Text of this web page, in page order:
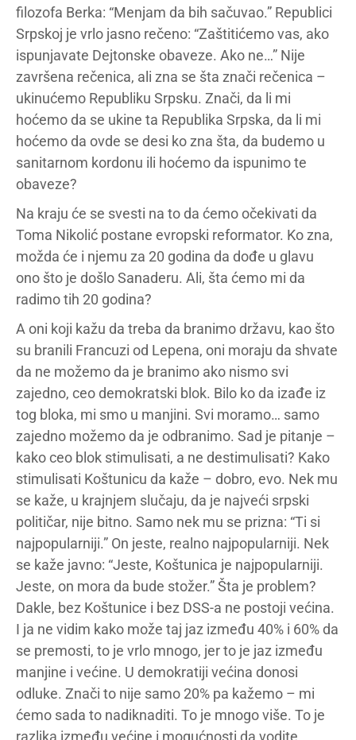
filozofa Berka: “Menjam da bih sačuvao.” Republici
Srpskoj je vrlo jasno rečeno: “Zaštitićemo vas, ako
ispunjavate Dejtonske obaveze. Ako ne…” Nije
završena rečenica, ali zna se šta znači rečenica –
ukinućemo Republiku Srpsku. Znači, da li mi
hoćemo da se ukine ta Republika Srpska, da li mi
hoćemo da ovde se desi ko zna šta, da budemo u
sanitarnom kordonu ili hoćemo da ispunimo te
obaveze?
Na kraju će se svesti na to da ćemo očekivati da
Toma Nikolić postane evropski reformator. Ko zna,
možda će i njemu za 20 godina da dođe u glavu
ono što je došlo Sanaderu. Ali, šta ćemo mi da
radimo tih 20 godina?
A oni koji kažu da treba da branimo državu, kao što
su branili Francuzi od Lepena, oni moraju da shvate
da ne možemo da je branimo ako nismo svi
zajedno, ceo demokratski blok. Bilo ko da izađe iz
tog bloka, mi smo u manjini. Svi moramo… samo
zajedno možemo da je odbranimo. Sad je pitanje –
kako ceo blok stimulisati, a ne destimulisati? Kako
stimulisati Koštunicu da kaže – dobro, evo. Nek mu
se kaže, u krajnjem slučaju, da je najveći srpski
političar, nije bitno. Samo nek mu se prizna: “Ti si
najpopularniji.” On jeste, realno najpopularniji. Nek
se kaže javno: “Jeste, Koštunica je najpopularniji.
Jeste, on mora da bude stožer.” Šta je problem?
Dakle, bez Koštunice i bez DSS-a ne postoji većina.
I ja ne vidim kako može taj jaz između 40% i 60% da
se premosti, to je vrlo mnogo, jer to je jaz između
manjine i većine. U demokratiji većina donosi
odluke. Znači to nije samo 20% pa kažemo – mi
ćemo sada to nadiknaditi. To je mnogo više. To je
razlika između većine i mogućnosti da vodite